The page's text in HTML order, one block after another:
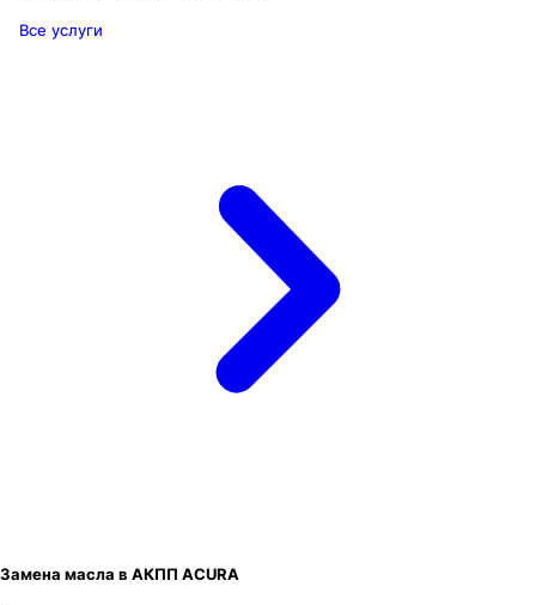
Все услуги
Замена масла в АКПП ACURA